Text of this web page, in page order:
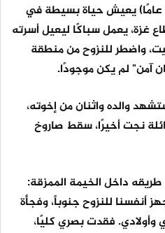
قبل الحرب، كان أبو وسيم (48 عامًا) يعيش حياة بسيطة في
غزة، يعمل سباكًا ليعيل أسرته
واضطر للنزوح من منطقة
آمن" لم يكن موجودًا.
والده واثنان من إخوته،
نجت أخيرًا، سقط صاروخ
داخل الخيمة الممزقة:
أنفسنا للنزوح جنوباً، وفجأة
وأولادي. فقدت بصري كليًا،